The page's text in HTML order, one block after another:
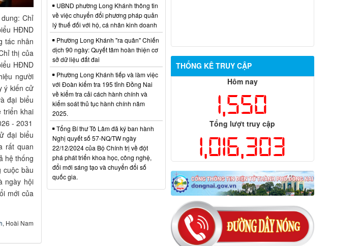
Chỉ
HĐND
tác nhân
thị của
HĐND
người
ý kiến cử
đại biểu
triển khai
- 2031
đại biểu
rất quan
hệ thống
cuộc bầu
ngày hội
mới của
, Hoài Nam
THỐNG KÊ TRUY CẬP
Hôm nay
1,550
Tổng lượt truy cập
1,016,303
UBND phường Long Khánh thông tin
về việc chuyển đổi phương pháp quản
lý thuế đối với hộ, cá nhân kinh doanh
Phường Long Khánh "ra quân" Chiến
dịch 90 ngày: Quyết tâm hoàn thiện cơ
sở dữ liệu đất đai
Phường Long Khánh tiếp và làm việc
với Đoàn kiểm tra 195 tỉnh Đồng Nai
về kiểm tra cải cách hành chính và
kiểm soát thủ tục hành chính năm
2025.
Tổng Bí thư Tô Lâm đã ký ban hành
Nghị quyết số 57-NQ/TW ngày
22/12/2024 của Bộ Chính trị về đột
phá phát triển khoa học, công nghệ,
đổi mới sáng tạo và chuyển đổi số
quốc gia.